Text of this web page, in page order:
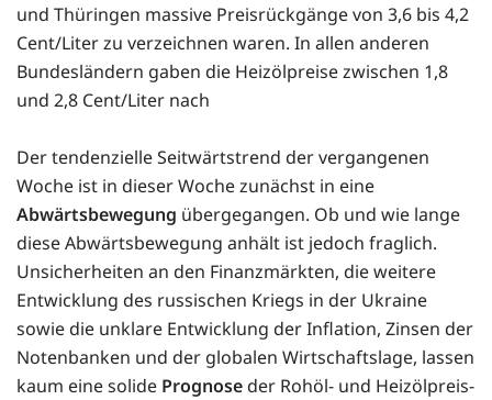
und Thüringen massive Preisrückgänge von 3,6 bis 4,2
Cent/Liter zu verzeichnen waren. In allen anderen
Bundesländern gaben die Heizölpreise zwischen 1,8
und 2,8 Cent/Liter nach
Der tendenzielle Seitwärtstrend der vergangenen
Woche ist in dieser Woche zunächst in eine
Abwärtsbewegung übergegangen. Ob und wie lange
diese Abwärtsbewegung anhält ist jedoch fraglich.
Unsicherheiten an den Finanzmärkten, die weitere
Entwicklung des russischen Kriegs in der Ukraine
sowie die unklare Entwicklung der Inflation, Zinsen der
Notenbanken und der globalen Wirtschaftslage, lassen
kaum eine solide Prognose der Rohöl- und Heizölpreis-